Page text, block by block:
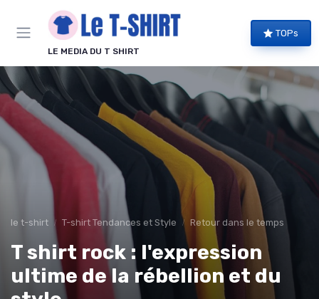
LE MEDIA DU T SHIRT
TOPs
le t-shirt T-shirt Tendances et Style Retour dans le temps
T shirt rock : l'expression
ultime de la rébellion et du
Panneau de gestion des cookies